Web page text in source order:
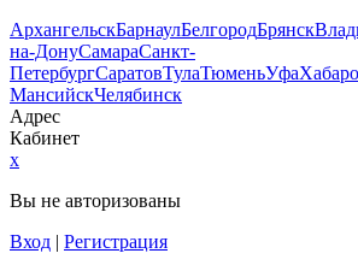
АрхангельскБарнаулБелгородБрянск
на-ДонуСамараСанкт-
ПетербургСаратовТулаТюменьУфа
МансийскЧелябинск
Адрес
Кабинет
x
Вы не авторизованы
Вход | Регистрация